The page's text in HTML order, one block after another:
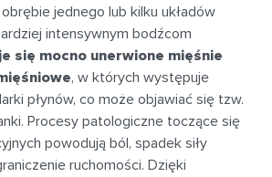
jednego lub kilku układów
intensywnym bodźcom
się mocno unerwione mięśnie
, w których występuje
płynów, co może objawiać się tzw.
Procesy patologiczne toczące się
powodują ból, spadek siły
ruchomości. Dzięki